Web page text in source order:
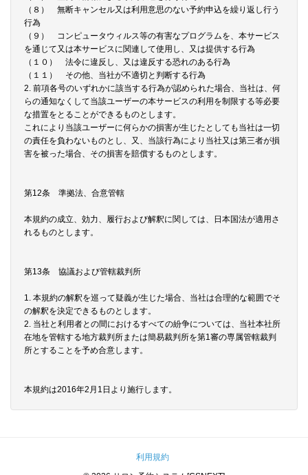
（８） 無断キャンセル又は利用意思のない予約申込を繰り返し行う
行為
（９） コンピュータウィルス等の有害なプログラムを、本サービス
を通じて又は本サービスに関連して使用し、又は提供する行為
（１０） 法令に違反し、又は違反する恐れのある行為
（１１） その他、当社が不適切と判断する行為
2. 前項各号のいずれかに該当する行為が認められた場合、当社は、何
らの通知なくして当該ユーザーの本サービスの利用を制限する等必要
な措置をとることができるものとします。
これにより当該ユーザーに何らかの損害が生じたとしても当社は一切
の責任を負わないものとし、又、当該行為により当社又は第三者が損
害を被った場合、その損害を賠償するものとします。
第12条 準拠法、合意管轄
本規約の成立、効力、履行および解釈に関しては、日本国法が適用さ
れるものとします。
第13条 協議および管轄裁判所
1. 本規約の解釈を巡って疑義が生じた場合、当社は合理的な範囲でそ
の解釈を決定できるものとします。
2. 当社と利用者との間におけるすべての紛争については、当社本社所
在地を管轄する地方裁判所または簡易裁判所を第1審の専属管轄裁判
所とすることを予め合意します。
本規約は2016年2月1日より施行します。
利用規約